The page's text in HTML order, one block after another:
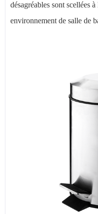
désagréables sont scellées
environnement de salle de